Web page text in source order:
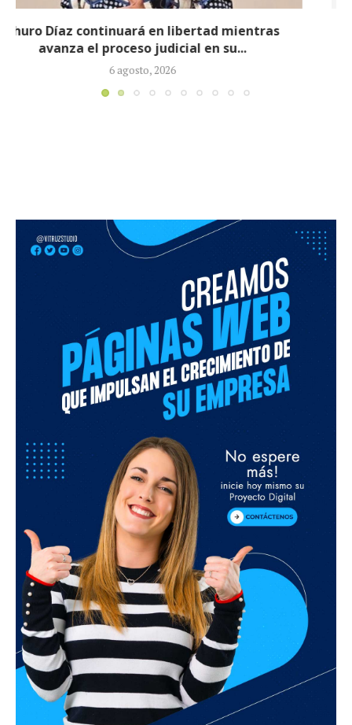
Proceso contra Jorge Alfredo Vargas da un giro
tras retiro de tres...
5 agosto, 2026